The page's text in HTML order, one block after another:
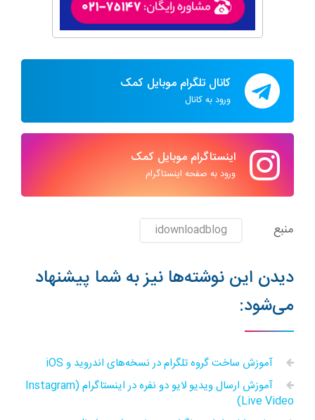
کانال تلگرام موبایل کمک
ورود به کانال
اینستاگرام موبایل کمک
ورود به صفحه اینستاگرام
منبع idownloadblog
دیدن این نوشته‌ها نیز به شما پیشنهاد
می‌شود:
آموزش ساخت گروه تلگرام در نسخه‌های اندروید و iOS
آموزش ارسال ویدیو لایو دو نفره در اینستاگرام (Instagram
Live Video)